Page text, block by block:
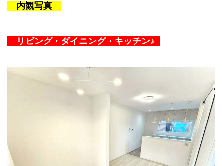
内観写真
リビング・ダイニング・キッチン♪